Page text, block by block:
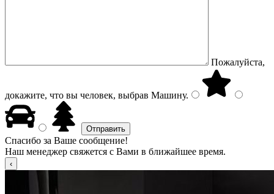
Пожалуйста,
докажите, что вы человек, выбрав Машину.
Спасибо за Ваше сообщение!
Наш менеджер свяжется с Вами в ближайшее время.